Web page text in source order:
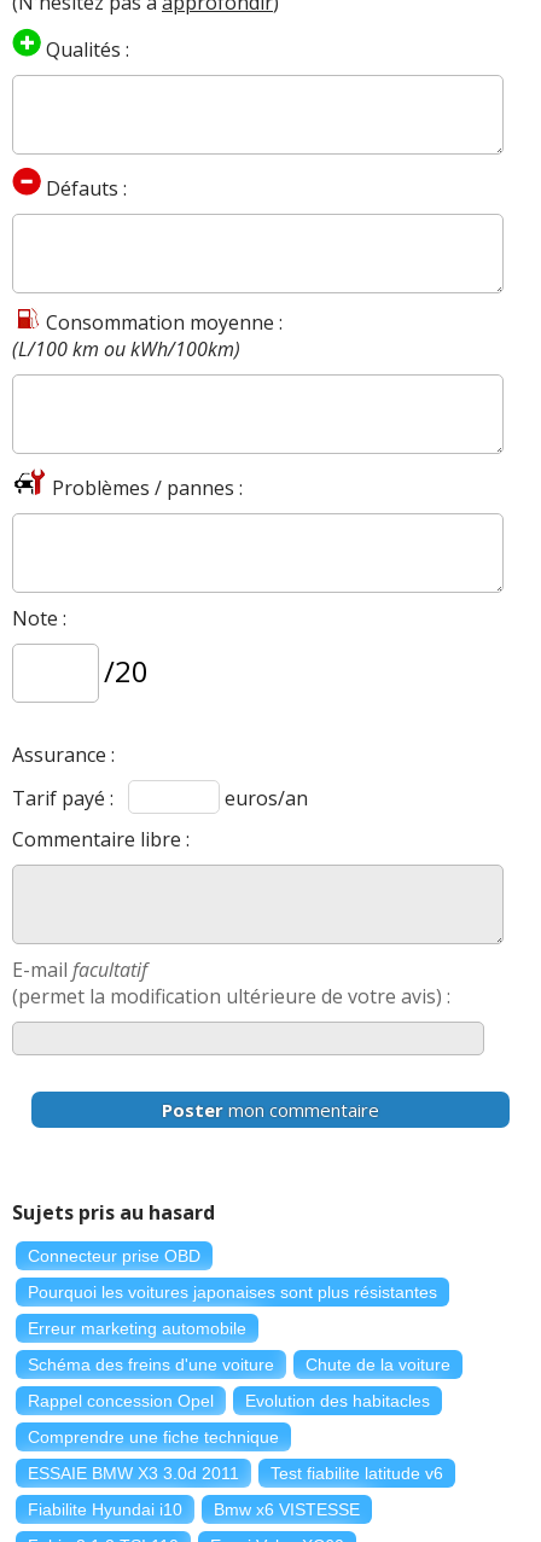
Qualités :
Défauts :
Consommation moyenne :
(L/100 km ou kWh/100km)
Problèmes / pannes :
Note :
/20
Assurance :
Tarif payé :
euros/an
Commentaire libre :
E-mail facultatif
(permet la modification ultérieure de votre avis) :
Poster mon commentaire
Sujets pris au hasard
Connecteur prise OBD
Pourquoi les voitures japonaises sont plus résistantes
Erreur marketing automobile
Schéma des freins d'une voiture
Chute de la voiture
Rappel concession Opel
Evolution des habitacles
Comprendre une fiche technique
ESSAIE BMW X3 3.0d 2011
Test fiabilite latitude v6
Fiabilite Hyundai i10
Bmw x6 VISTESSE